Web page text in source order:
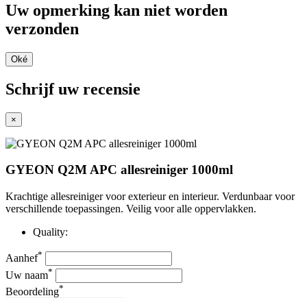
Uw opmerking kan niet worden
verzonden
Oké
Schrijf uw recensie
×
GYEON Q2M APC allesreiniger 1000ml
Krachtige allesreiniger voor exterieur en interieur. Verdunbaar voor
verschillende toepassingen. Veilig voor alle oppervlakken.
Quality:
Aanhef*
Uw naam*
Beoordeling*